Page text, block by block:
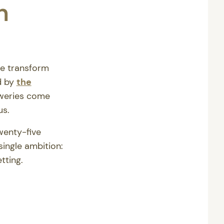
transform
by the
come
five
ambition: